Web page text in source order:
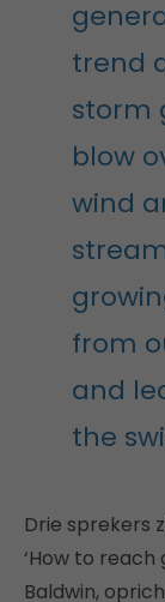
trend
storm
blow
wind
from
and
the
Drie sprekers
‘How to reach
Baldwin,